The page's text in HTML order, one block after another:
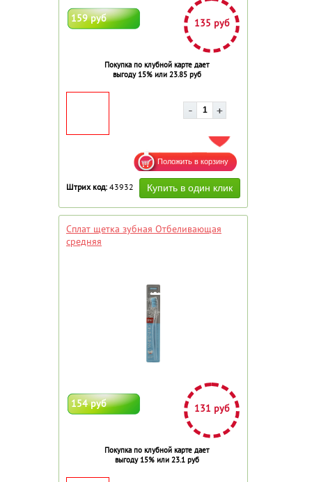
159 руб 135 руб
Покупка по клубной карте дает
выгоду 15% или 23.85 руб
ДОБАВИТЬ В ИЗБРАННОЕ
Штрих код: 43932
Сплат щетка зубная Отбеливающая
средняя
154 руб 131 руб
Покупка по клубной карте дает
выгоду 15% или 23.1 руб